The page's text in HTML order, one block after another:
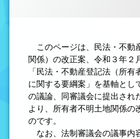
法律を勉強しよう
司法書士資格者・受験生募
このページは、民法・不動
関係）の改正案、令和３年２
「民法・不動産登記法（所有
に関する要綱案」を基軸とし
の議論、同審議会に提出され
より、所有者不明土地関係の
のです。
なお、法制審議会の議事内